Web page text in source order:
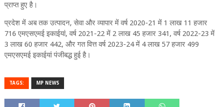
प्राप्त हुए है।
प्रदेश में अब तक उत्पादन, सेवा और व्यापार में वर्ष 2020-21 में 1 लाख 11 हजार
716 एमएसएमई इकाईयां, वर्ष 2021-22 में 2 लाख 45 हजार 341, वर्ष 2022-23 में
3 लाख 60 हजार 442, और गत वित्त वर्ष 2023-24 में 4 लाख 57 हजार 499
एमएसएमई इकाईयां पंजीबद्ध हुई है।
TAGS: MP NEWS